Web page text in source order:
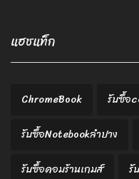
แฮชแท็ก
ChromeBook
รับซื้อ
รับซื้อNotebookลำปาง
รับซื้อคอมร้านเกมส์
รั